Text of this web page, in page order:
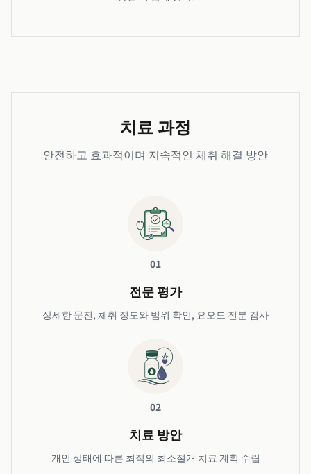
치료 과정
안전하고 효과적이며 지속적인 체취 해결 방안
01
전문 평가
상세한 문진, 체취 정도와 범위 확인, 요오드 전분 검사
02
치료 방안
개인 상태에 따른 최적의 최소절개 치료 계획 수립